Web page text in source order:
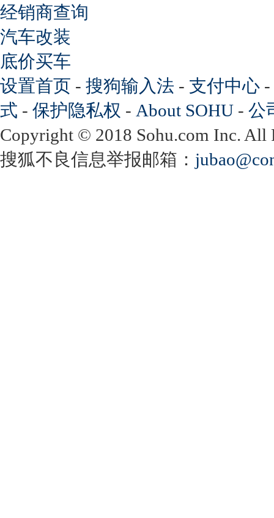
经销商查询
汽车改装
底价买车
设置首页 - 搜狗输入法 - 支付中心 -
式 - 保护隐私权 - About SOHU - 公
Copyright © 2018 Sohu.com Inc.
搜狐不良信息举报邮箱：